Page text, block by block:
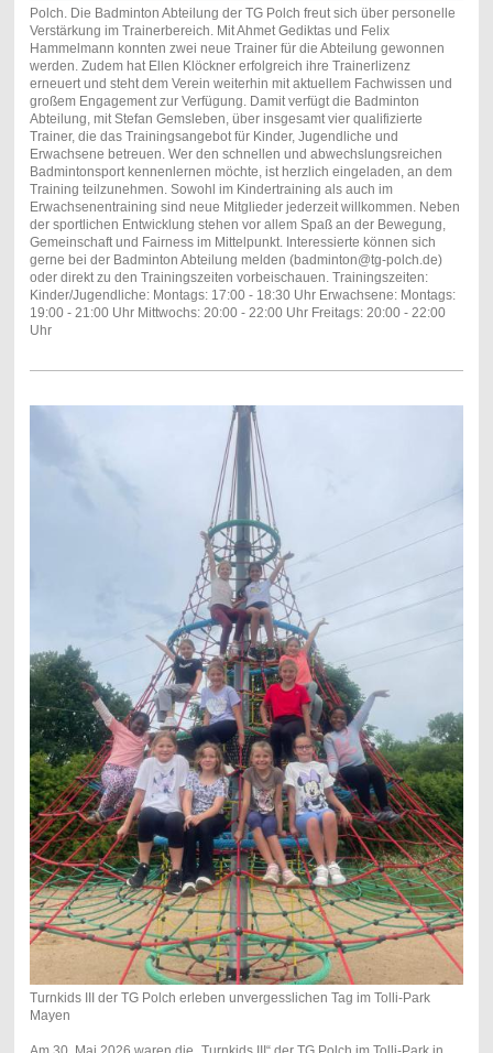
Polch. Die Badminton Abteilung der TG Polch freut sich über personelle
Verstärkung im Trainerbereich. Mit Ahmet Gediktas und Felix
Hammelmann konnten zwei neue Trainer für die Abteilung gewonnen
werden. Zudem hat Ellen Klöckner erfolgreich ihre Trainerlizenz
erneuert und steht dem Verein weiterhin mit aktuellem Fachwissen und
großem Engagement zur Verfügung. Damit verfügt die Badminton
Abteilung, mit Stefan Gemsleben, über insgesamt vier qualifizierte
Trainer, die das Trainingsangebot für Kinder, Jugendliche und
Erwachsene betreuen. Wer den schnellen und abwechslungsreichen
Badmintonsport kennenlernen möchte, ist herzlich eingeladen, an dem
Training teilzunehmen. Sowohl im Kindertraining als auch im
Erwachsenentraining sind neue Mitglieder jederzeit willkommen. Neben
der sportlichen Entwicklung stehen vor allem Spaß an der Bewegung,
Gemeinschaft und Fairness im Mittelpunkt. Interessierte können sich
gerne bei der Badminton Abteilung melden (badminton@tg-polch.de)
oder direkt zu den Trainingszeiten vorbeischauen. Trainingszeiten:
Kinder/Jugendliche: Montags: 17:00 - 18:30 Uhr Erwachsene: Montags:
19:00 - 21:00 Uhr Mittwochs: 20:00 - 22:00 Uhr Freitags: 20:00 - 22:00
Uhr
Turnkids III der TG Polch erleben unvergesslichen Tag im Tolli-Park
Mayen